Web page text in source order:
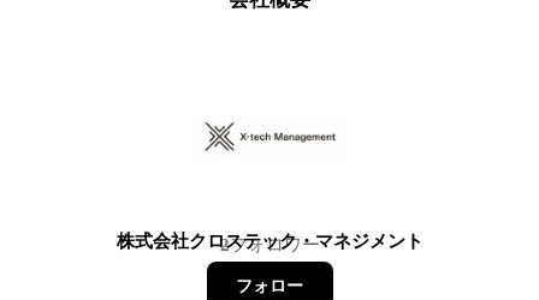
株式会社クロステック・マネジメント
2フォロワー
フォロー